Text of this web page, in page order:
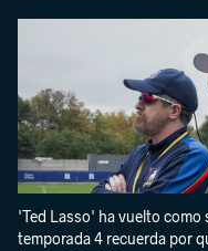
'Ted Lasso' ha vuelto como
temporada 4 recuerda por